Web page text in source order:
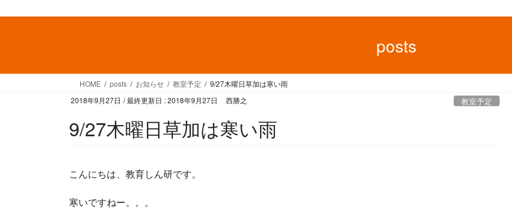
移
posts
HOME posts お知らせ 教室予定
9/27木曜日草加は寒い雨
2018年9月27日 / 最終更新日 :2018年9月27日 西勝之 教室予定
9/27木曜日草加は寒い雨
こんにちは、教育しん研です。
寒いですねー。。。